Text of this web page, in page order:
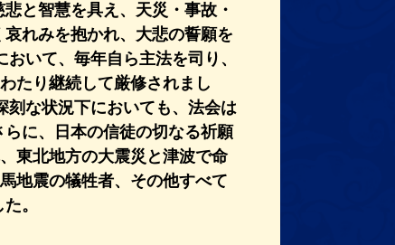
と智慧を具え、天災・事故・
れみを抱かれ、大悲の誓願を
いて、毎年自ら主法を司り、
たり継続して厳修されまし
刻な状況下においても、法会は
に、日本の信徒の切なる祈願
東北地方の大震災と津波で命
地震の犠牲者、その他すべて
。